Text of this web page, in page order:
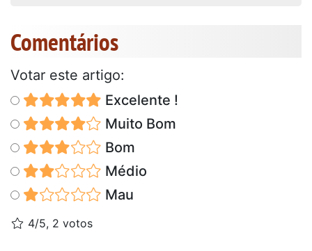
Comentários
Votar este artigo:
Excelente !
Muito Bom
Bom
Médio
Mau
4/5, 2 votos